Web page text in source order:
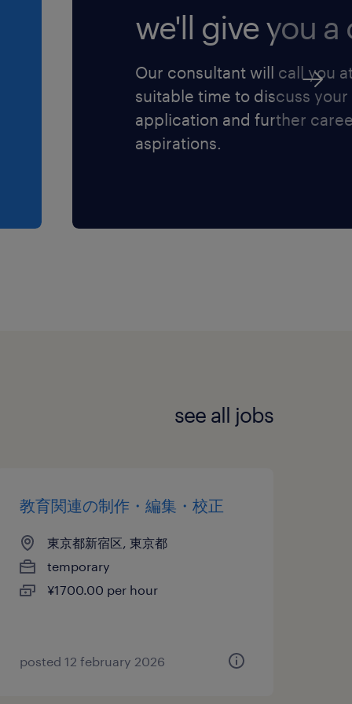
we'll give you a
Our consultant will call you
suitable time to discuss your
application and further
aspirations.
see all jobs
教育関連の制作・編集・校正
東京都新宿区, 東京都
temporary
¥1700.00 per hour
posted 12 february 2026